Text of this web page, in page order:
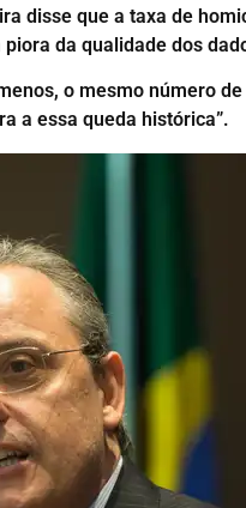
disse que a taxa de
da qualidade dos
o mesmo número
a essa queda histórica”.